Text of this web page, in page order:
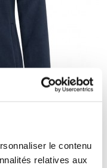
le contenu
relatives aux
Jacket